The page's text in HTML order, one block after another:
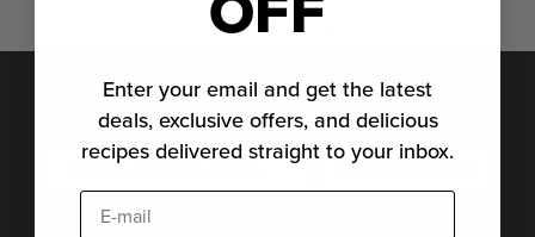
Přidejte se k rodině Anova Food Nerd
Zaregistrujte se
Přihlaste se k odběru nejnovějších zpráv, příběhů a
Enter your email and get the latest
deals, exclusive offers, and delicious
recipes delivered straight to your inbox.
E-mail